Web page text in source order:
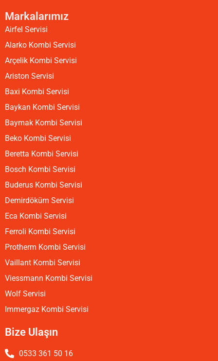
Markalarımız
Airfel Servisi
Alarko Kombi Servisi
Arçelik Kombi Servisi
Ariston Servisi
Baxi Kombi Servisi
Baykan Kombi Servisi
Baymak Kombi Servisi
Beko Kombi Servisi
Beretta Kombi Servisi
Bosch Kombi Servisi
Buderus Kombi Servisi
Demirdöküm Servisi
Eca Kombi Servisi
Ferroli Kombi Servisi
Protherm Kombi Servisi
Vaillant Kombi Servisi
Viessmann Kombi Servisi
Wolf Servisi
Immergaz Kombi Servisi
Bize Ulaşın
0533 361 50 16